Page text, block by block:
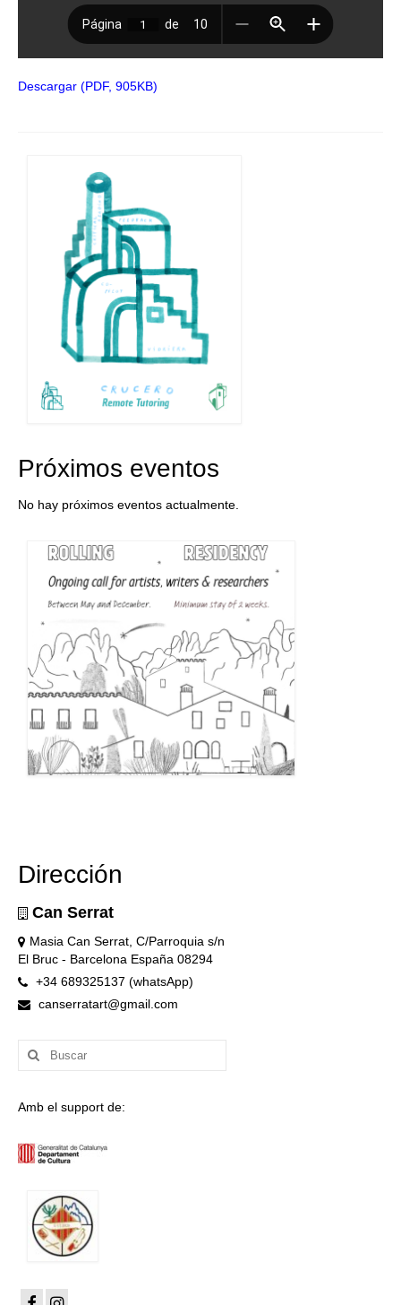
Descargar (PDF, 905KB)
Próximos eventos
No hay próximos eventos actualmente.
Dirección
Can Serrat
Masia Can Serrat, C/Parroquia s/n
El Bruc - Barcelona España 08294
+34 689325137 (whatsApp)
canserratart@gmail.com
Buscar
por:
Amb el support de: